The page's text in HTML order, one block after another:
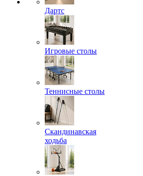
Дартс
Игровые столы
Теннисные столы
Скандинавская
ходьба